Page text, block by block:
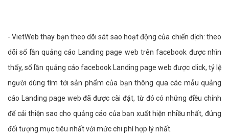
- VietWeb thay bạn theo dõi sát sao hoạt động của chiến dịch: theo
dõi số lần quảng cáo Landing page web trên facebook được nhìn
thấy, số lần quảng cáo facebook Landing page web được click, tỷ lệ
người dùng tìm tới sản phẩm của bạn thông qua các mẫu quảng
cáo Landing page web đã được cài đặt, từ đó có những điều chỉnh
để cải thiện sao cho quảng cáo của bạn xuất hiện nhiều nhất, đúng
đối tượng mục tiêu nhất với mức chi phí hợp lý nhất.